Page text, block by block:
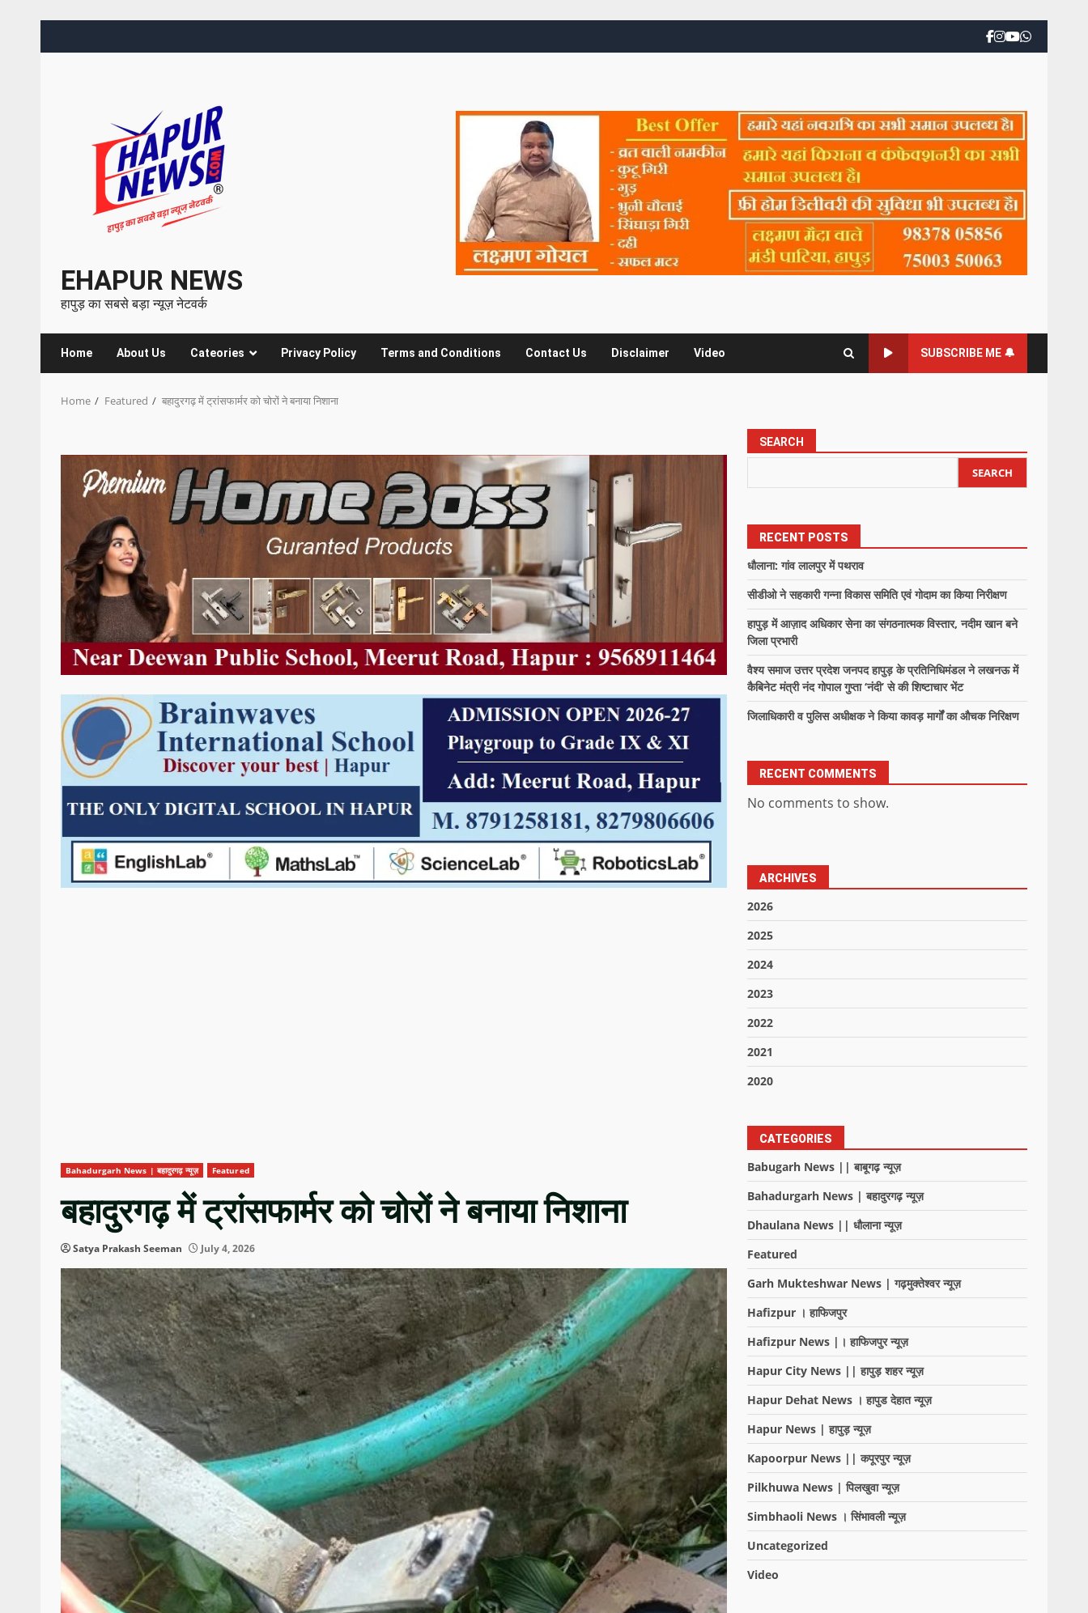
EHAPUR NEWS
हापुड़ का सबसे बड़ा न्यूज़ नेटवर्क
Home About Us Cateories Privacy Policy Terms and Conditions Contact Us Disclaimer Video SUBSCRIBE ME 🔔
Home Featured बहादुरगढ़ में ट्रांसफार्मर को चोरों ने बनाया निशाना
Bahadurgarh News | बहादुरगढ़ न्यूज़ Featured
बहादुरगढ़ में ट्रांसफार्मर को चोरों ने बनाया निशाना
Satya Prakash Seeman July 4, 2026
SEARCH
SEARCH
RECENT POSTS
धौलाना: गांव लालपुर में पथराव
सीडीओ ने सहकारी गन्ना विकास समिति एवं गोदाम का किया निरीक्षण
हापुड़ में आज़ाद अधिकार सेना का संगठनात्मक विस्तार, नदीम खान बने
जिला प्रभारी
वैश्य समाज उत्तर प्रदेश जनपद हापुड़ के प्रतिनिधिमंडल ने लखनऊ में
कैबिनेट मंत्री नंद गोपाल गुप्ता ‘नंदी’ से की शिष्टाचार भेंट
जिलाधिकारी व पुलिस अधीक्षक ने किया कावड़ मार्गों का औचक निरिक्षण
RECENT COMMENTS
No comments to show.
ARCHIVES
2026
2025
2024
2023
2022
2021
2020
CATEGORIES
Babugarh News || बाबूगढ़ न्यूज़
Bahadurgarh News | बहादुरगढ़ न्यूज़
Dhaulana News || धौलाना न्यूज़
Featured
Garh Mukteshwar News | गढ़मुक्तेश्वर न्यूज़
Hafizpur । हाफिजपुर
Hafizpur News |। हाफिजपुर न्यूज़
Hapur City News || हापुड़ शहर न्यूज़
Hapur Dehat News । हापुड देहात न्यूज़
Hapur News | हापुड़ न्यूज़
Kapoorpur News || कपूरपुर न्यूज़
Pilkhuwa News | पिलखुवा न्यूज़
Simbhaoli News । सिंभावली न्यूज़
Uncategorized
Video